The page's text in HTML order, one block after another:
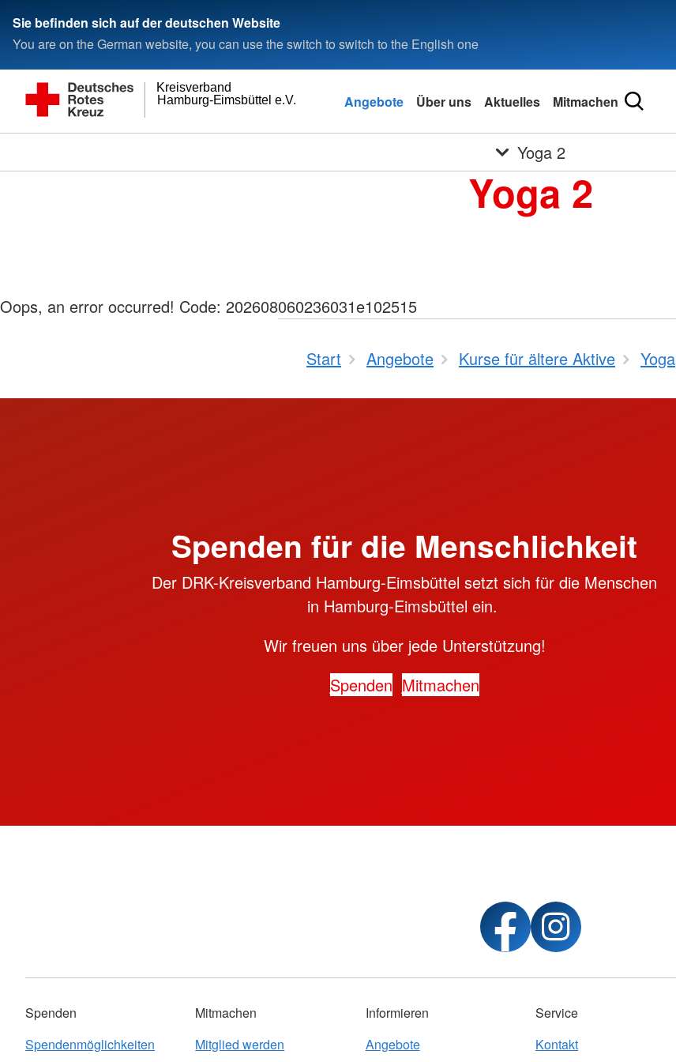
Sie befinden sich auf der deutschen Website
You are on the German website, you can use the switch to switch to the English one
Hamburg-Eimsbüttel e.V.
Kreisverband
Angebote Über uns Aktuelles Mitmachen
Yoga 2
Yoga 2
Oops, an error occurred! Code: 202608060236031e102515
Start Angebote Kurse für ältere Aktive Yoga
Spenden für die Menschlichkeit
Der DRK-Kreisverband Hamburg-Eimsbüttel setzt sich für die Menschen
in Hamburg-Eimsbüttel ein.
Wir freuen uns über jede Unterstützung!
Spenden Mitmachen
Spenden
Spendenmöglichkeiten
Mitmachen
Mitglied werden
Informieren
Angebote
Service
Kontakt